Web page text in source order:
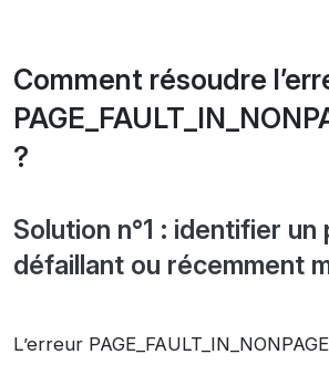
Comment résoudre
?
Solution n°1 : identifier un
défaillant ou récemment
L’erreur